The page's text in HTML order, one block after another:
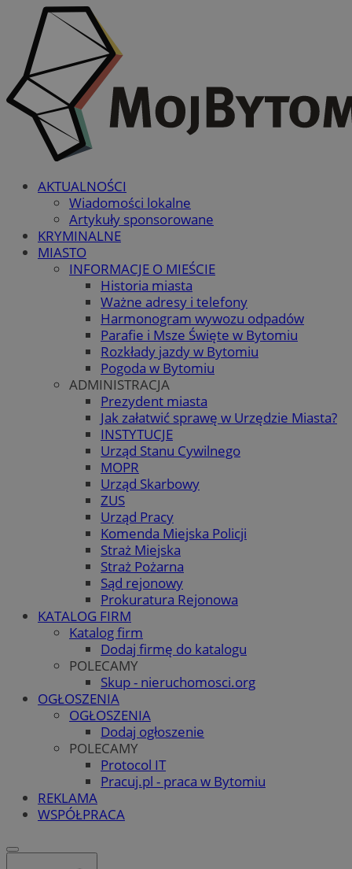
AKTUALNOŚCI
Wiadomości lokalne
Artykuły sponsorowane
KRYMINALNE
MIASTO
INFORMACJE O MIEŚCIE
Historia miasta
Ważne adresy i telefony
Harmonogram wywozu odpadów
Parafie i Msze Święte w Bytomiu
Rozkłady jazdy w Bytomiu
Pogoda w Bytomiu
ADMINISTRACJA
Prezydent miasta
Jak załatwić sprawę w Urzędzie Miasta?
INSTYTUCJE
Urząd Stanu Cywilnego
MOPR
Urząd Skarbowy
ZUS
Urząd Pracy
Komenda Miejska Policji
Straż Miejska
Straż Pożarna
Sąd rejonowy
Prokuratura Rejonowa
KATALOG FIRM
Katalog firm
Dodaj firmę do katalogu
POLECAMY
Skup - nieruchomosci.org
OGŁOSZENIA
OGŁOSZENIA
Dodaj ogłoszenie
POLECAMY
Protocol IT
Pracuj.pl - praca w Bytomiu
REKLAMA
WSPÓŁPRACA